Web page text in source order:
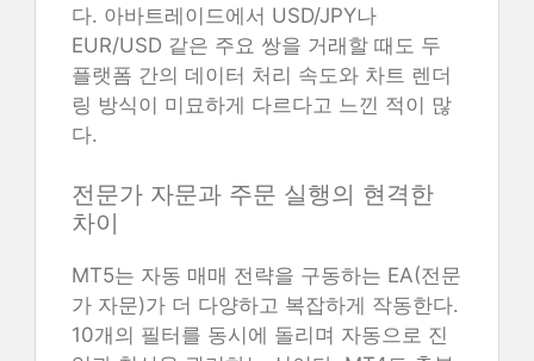
다. 아바트레이드에서 USD/JPY나
EUR/USD 같은 주요 쌍을 거래할 때도 두
플랫폼 간의 데이터 처리 속도와 차트 렌더
링 방식이 미묘하게 다르다고 느낀 적이 많
다.
전문가 자문과 주문 실행의 현격한
차이
MT5는 자동 매매 전략을 구동하는 EA(전문
가 자문)가 더 다양하고 복잡하게 작동한다.
10개의 필터를 동시에 돌리며 자동으로 진